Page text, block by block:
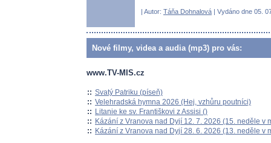
| Autor: Táňa Dohnalová | Vydáno dne 05.
Nové filmy, videa a audia (mp3) pro vás:
www.TV-MIS.cz
:: Svatý Patriku (píseň)
:: Velehradská hymna 2026 (Hej, vzhůru poutníci)
:: Litanie ke sv. Františkovi z Assisi ()
:: Kázání z Vranova nad Dyjí 12. 7. 2026 (15. neděle v
:: Kázání z Vranova nad Dyjí 28. 6. 2026 (13. neděle v